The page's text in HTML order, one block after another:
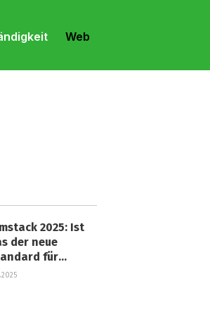
Web
2025: Ist
der neue
für